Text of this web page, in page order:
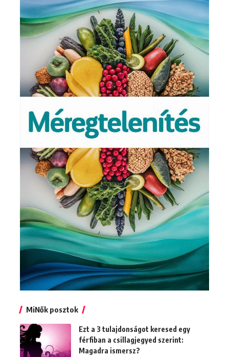
MiNők posztok
Ezt a 3 tulajdonságot keresed egy
férfiban a csillagjegyed szerint:
Magadra ismersz?